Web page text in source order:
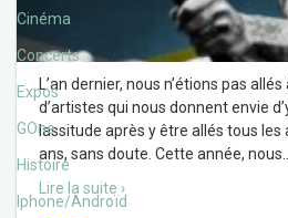
Cinéma
Concerts
Expos
GOne
Histoire
Iphone/Androïd
L’an dernier, nous n’étions pas
d’artistes qui nous donnent envie
lassitude après y être allés tous les
ans, sans doute. Cette année, nous
Lire la suite ›